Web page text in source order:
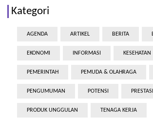
Kategori
AGENDA ARTIKEL BERITA
EKONOMI INFORMASI KESEHATAN
PEMERINTAH PEMUDA & OLAHRAGA
PENGUMUMAN POTENSI PRESTASI
PRODUK UNGGULAN TENAGA KERJA